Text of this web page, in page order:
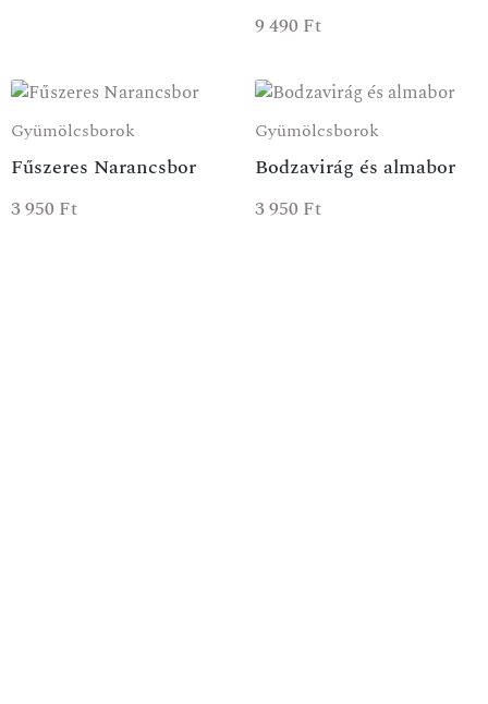
9 490 Ft
Gyümölcsborok
Fűszeres Narancsbor
3 950 Ft
Gyümölcsborok
Bodzavirág és almabor
3 950 Ft